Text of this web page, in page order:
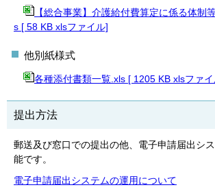
【総合事業】介護給付費算定に係る体制
s [ 58 KB xlsファイル]
他別紙様式
各種添付書類一覧.xls [ 1205 KB xlsファイ
提出方法
郵送及び窓口での提出の他、電子申請届出シ
能です。
電子申請届出システムの運用について